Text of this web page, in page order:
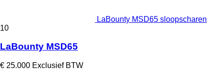
LaBounty MSD65 sloopscharen
10
LaBounty MSD65
€ 25.000 Exclusief BTW